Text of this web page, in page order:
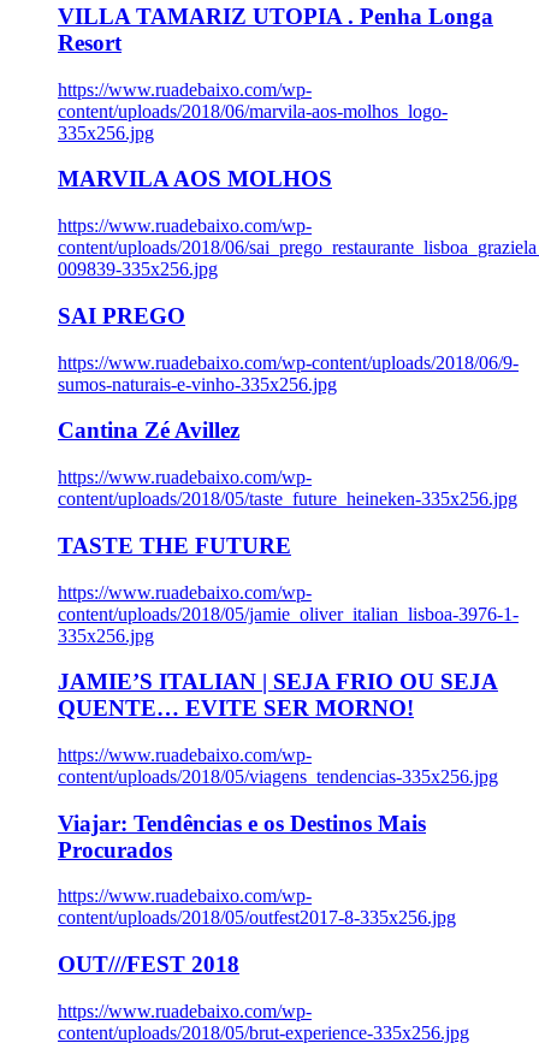
VILLA TAMARIZ UTOPIA . Penha Longa
Resort
https://www.ruadebaixo.com/wp-
content/uploads/2018/06/marvila-aos-molhos_logo-
335x256.jpg
MARVILA AOS MOLHOS
https://www.ruadebaixo.com/wp-
content/uploads/2018/06/
009839-335x256.jpg
SAI PREGO
https://www.ruadebaixo.com/wp-content/uploads/2018/06/9-
sumos-naturais-e-vinho-335x256.jpg
Cantina Zé Avillez
https://www.ruadebaixo.com/wp-
content/uploads/2018/05/taste_future_heineken-335x256.jpg
TASTE THE FUTURE
https://www.ruadebaixo.com/wp-
content/uploads/2018/05/jamie_oliver_italian_lisboa-3976-1-
335x256.jpg
JAMIE’S ITALIAN | SEJA FRIO OU SEJA
QUENTE… EVITE SER MORNO!
https://www.ruadebaixo.com/wp-
content/uploads/2018/05/viagens_tendencias-335x256.jpg
Viajar: Tendências e os Destinos Mais
Procurados
https://www.ruadebaixo.com/wp-
content/uploads/2018/05/outfest2017-8-335x256.jpg
OUT///FEST 2018
https://www.ruadebaixo.com/wp-
content/uploads/2018/05/brut-experience-335x256.jpg